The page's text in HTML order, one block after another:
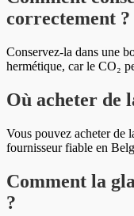
correctement ?
Conservez-la dans une
hermétique, car le CO₂
Où acheter de
Vous pouvez acheter de
fournisseur fiable en
Comment la
?